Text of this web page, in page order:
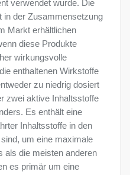
verwendet wurde. Die
in der Zusammensetzung
Markt erhältlichen
diese Produkte
wirkungsvolle
enthaltenen Wirkstoffe 
zu niedrig dosiert
zwei aktive Inhaltsstoffe
Es enthält eine
Inhaltsstoffe in den
um eine maximale
als die meisten anderen
es primär um eine